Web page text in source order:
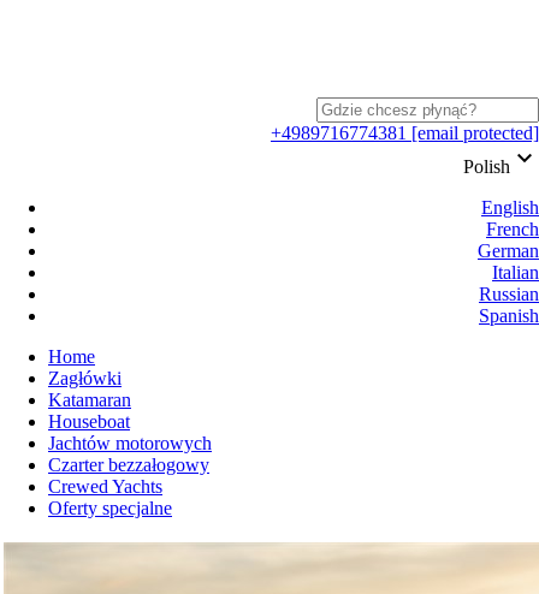
+4989716774381 [email protected]
Polish keyboard_arrow_down
English
French
German
Italian
Russian
Spanish
Home
Zagłówki
Katamaran
Houseboat
Jachtów motorowych
Czarter bezzałogowy
Crewed Yachts
Oferty specjalne